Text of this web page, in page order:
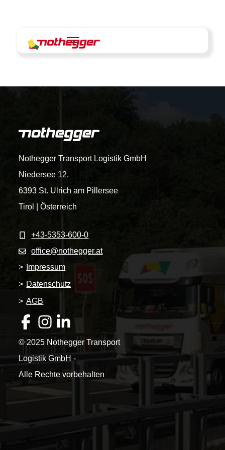
Nothegger Transport Logistik GmbH
Niedersee 12.
6393 St. Ulrich am Pillersee
Tirol | Österreich
+43-5353-600-0
office@nothegger.at
>
Impressum
> Datenschutz
> AGB
© 2025 Nothegger Transport
Logistik GmbH -
Alle Rechte vorbehalten